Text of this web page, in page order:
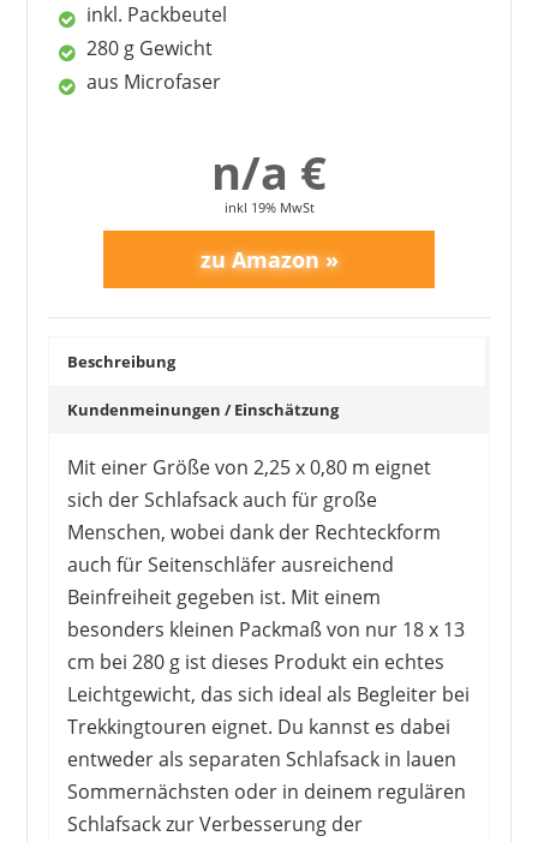
inkl. Packbeutel
280 g Gewicht
aus Microfaser
n/a €
inkl 19% MwSt
Beschreibung
Kundenmeinungen / Einschätzung
Mit einer Größe von 2,25 x 0,80 m eignet
sich der Schlafsack auch für große
Menschen, wobei dank der Rechteckform
auch für Seitenschläfer ausreichend
Beinfreiheit gegeben ist. Mit einem
besonders kleinen Packmaß von nur 18 x 13
cm bei 280 g ist dieses Produkt ein echtes
Leichtgewicht, das sich ideal als Begleiter bei
Trekkingtouren eignet. Du kannst es dabei
entweder als separaten Schlafsack in lauen
Sommernächsten oder in deinem regulären
Schlafsack zur Verbesserung der